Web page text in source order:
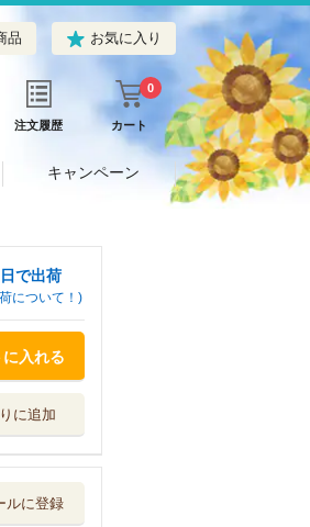
品 お気に入り
注文履歴 カート
0
キャンペーン
で出荷
について！)
入れる
に追加
ルに登録
カバまるご
ＯＫ
ＢＯＯＫ